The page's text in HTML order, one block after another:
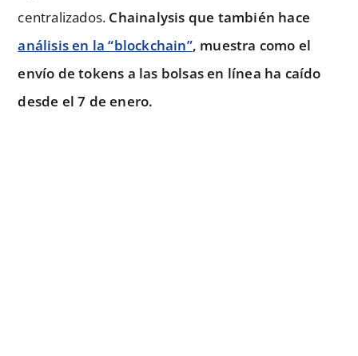
centralizados. Chainalysis que también hace
análisis en la “blockchain”, muestra como el
envío de tokens a las bolsas en línea ha caído
desde el 7 de enero.